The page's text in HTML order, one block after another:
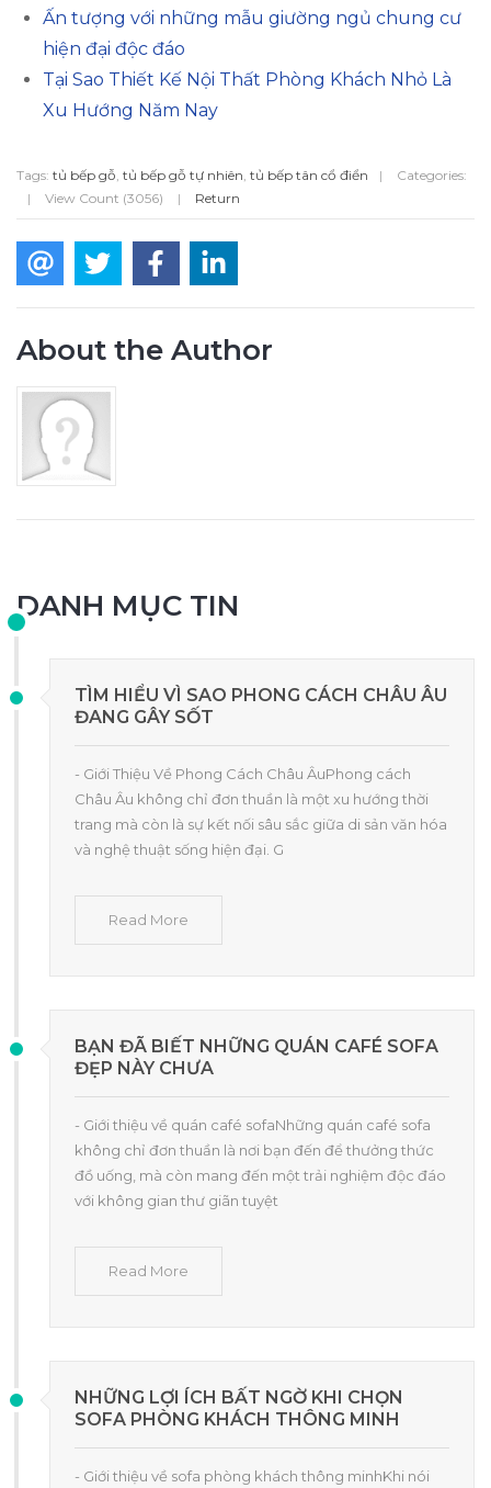
Ấn tượng với những mẫu giường ngủ chung cư
hiện đại độc đáo
Tại Sao Thiết Kế Nội Thất Phòng Khách Nhỏ Là
Xu Hướng Năm Nay
Tags: tủ bếp gỗ, tủ bếp gỗ tự nhiên, tủ bếp tân cổ điển |
Categories:
|
View Count (3056) | Return
About the Author
DANH MỤC TIN
TÌM HIỂU VÌ SAO PHONG CÁCH CHÂU ÂU
ĐANG GÂY SỐT
- Giới Thiệu Về Phong Cách Châu ÂuPhong cách
Châu Âu không chỉ đơn thuần là một xu hướng thời
trang mà còn là sự kết nối sâu sắc giữa di sản văn hóa
và nghệ thuật sống hiện đại. G
Read More
BẠN ĐÃ BIẾT NHỮNG QUÁN CAFÉ SOFA
ĐẸP NÀY CHƯA
- Giới thiệu về quán café sofaNhững quán café sofa
không chỉ đơn thuần là nơi bạn đến để thưởng thức
đồ uống, mà còn mang đến một trải nghiệm độc đáo
với không gian thư giãn tuyệt
Read More
NHỮNG LỢI ÍCH BẤT NGỜ KHI CHỌN
SOFA PHÒNG KHÁCH THÔNG MINH
- Giới thiệu về sofa phòng khách thông minhKhi nói